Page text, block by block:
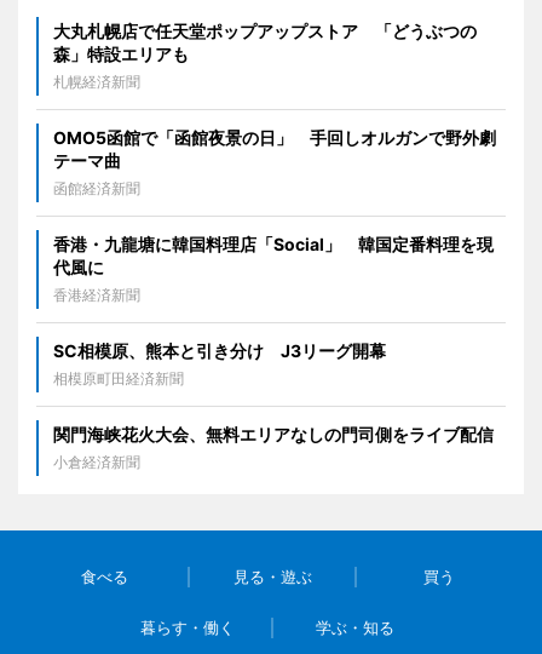
大丸札幌店で任天堂ポップアップストア 「どうぶつの
森」特設エリアも
札幌経済新聞
OMO5函館で「函館夜景の日」 手回しオルガンで野外劇
テーマ曲
函館経済新聞
香港・九龍塘に韓国料理店「Social」 韓国定番料理を現
代風に
香港経済新聞
SC相模原、熊本と引き分け J3リーグ開幕
相模原町田経済新聞
関門海峡花火大会、無料エリアなしの門司側をライブ配信
小倉経済新聞
食べる 見る・遊ぶ 買う
暮らす・働く 学ぶ・知る